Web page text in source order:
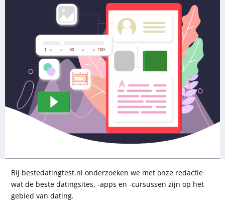
Bij bestedatingtest.nl onderzoeken we met onze redactie
wat de beste datingsites, -apps en -cursussen zijn op het
gebied van dating.